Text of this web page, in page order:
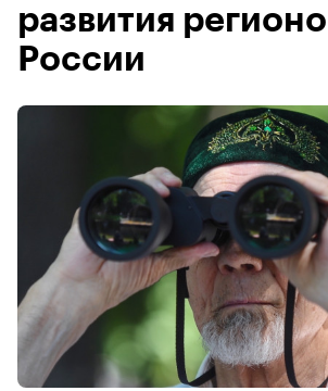
развития
России